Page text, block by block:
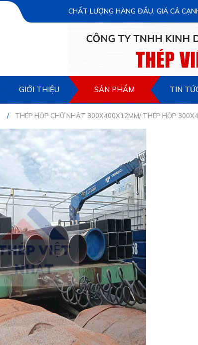
CHẤT LƯỢNG HÀNG ĐẦU, GIÁ CẢ
GIỚI THIỆU SẢN PHẨM TIN
THÉP HỘP CHỮ NHẬT 300X400X12MM/ THÉP HỘP